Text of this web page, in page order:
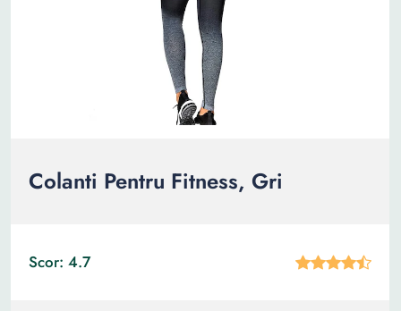
Colanti Pentru Fitness, Gri
Scor: 4.7